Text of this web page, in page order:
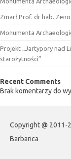
Zmarł Prof. dr hab.
Monumenta
Projekt „Jartypory nad
starożytności”
Recent Comments
Brak komentarzy do
Copyright @ 2011-
Barbarica